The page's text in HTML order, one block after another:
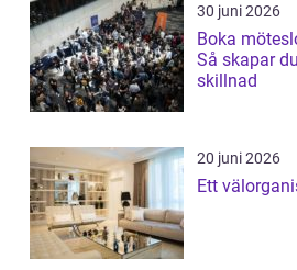
30 juni 2026
Boka
Så skapar
skillnad
20 juni 2026
Ett